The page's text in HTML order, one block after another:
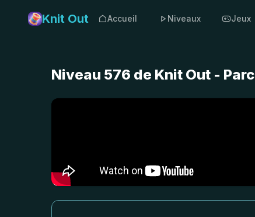
Knit Out Accueil Niveaux Jeux
Niveau 576 de Knit Out -